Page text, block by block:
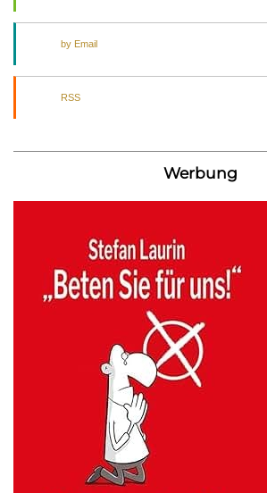
by Email
RSS
Werbung